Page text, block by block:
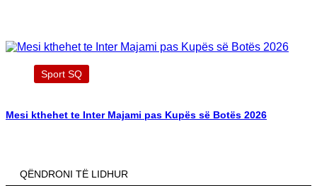
Sport SQ
Mesi kthehet te Inter Majami pas Kupës së Botës 2026
QËNDRONI TË LIDHUR